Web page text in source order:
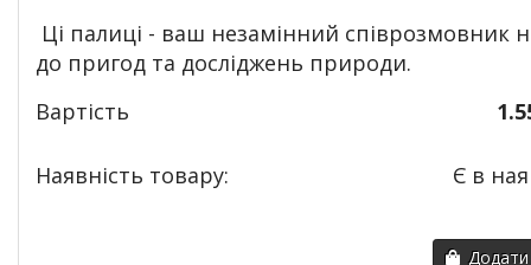
Ці палиці - ваш незамінний співрозмовник
до пригод та досліджень природи.
Вартість
Наявність товару: Є в